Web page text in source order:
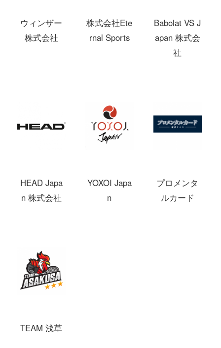
ウィンザー
株式会社
株式会社Ete
rnal Sports
Babolat VS J
apan 株式会
社
HEAD Japa
n 株式会社
YOXOI Japa
n
プロメンタ
ルカード
TEAM 浅草